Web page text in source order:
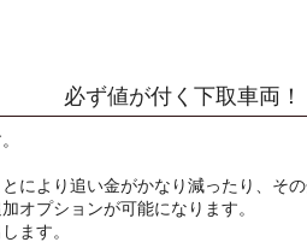
必ず値が付く下取車両！
により追い金がかなり減ったり、そ
オプションが可能になります。
ます。